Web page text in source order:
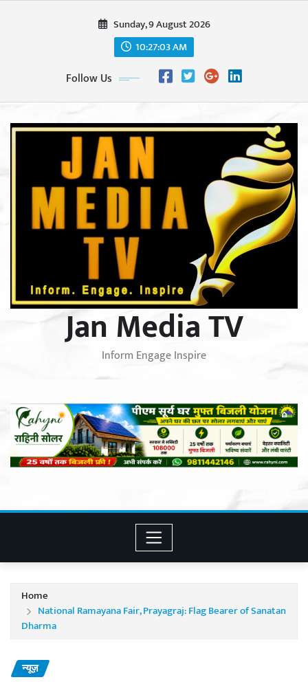
Sunday, 9 August 2026
10:27:05 AM
Follow Us
Jan Media TV
Inform Engage Inspire
Home
National Ramayana Fair, Prayagraj: Flag Bearer of Sanatan
Dharma
न्यूज़